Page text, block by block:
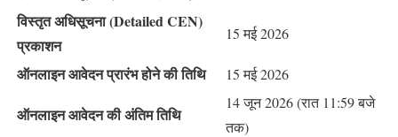
विस्तृत अधिसूचना (Detailed CEN)
प्रकाशन
15 मई 2026
ऑनलाइन आवेदन प्रारंभ होने की तिथि 15 मई 2026
ऑनलाइन आवेदन की अंतिम तिथि
14 जून 2026 (रात 11:59 बजे
तक)